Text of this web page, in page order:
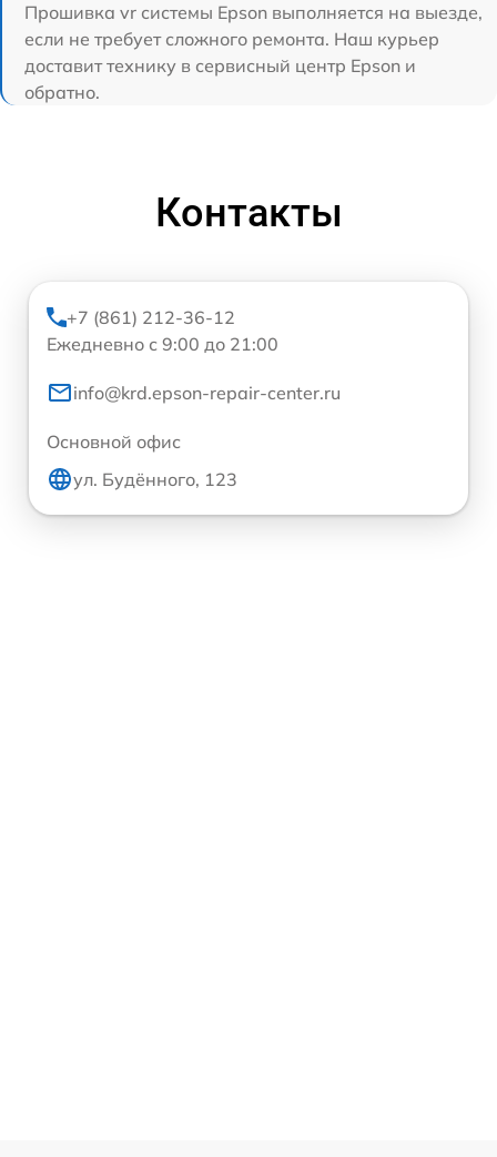
Прошивка vr системы Epson выполняется на выезде,
если не требует сложного ремонта. Наш курьер
доставит технику в сервисный центр Epson и
обратно.
Контакты
+7 (861) 212-36-12
Ежедневно с 9:00 до 21:00
info@krd.epson-repair-center.ru
Основной офис
ул. Будённого, 123